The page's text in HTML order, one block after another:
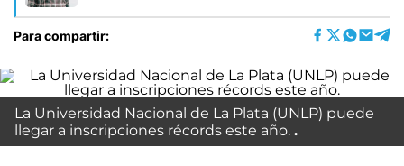
Para compartir:
La Universidad Nacional de La Plata (UNLP) puede
llegar a inscripciones récords este año.